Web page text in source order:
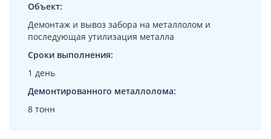
Объект:
Демонтаж и вывоз забора на металлолом и
последующая утилизация металла
Сроки выполнения:
1 день
Демонтированного металлолома:
8 тонн